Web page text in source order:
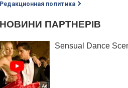
Редакционная политика